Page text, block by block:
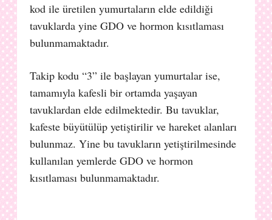
kod ile üretilen yumurtaların elde edildiği
tavuklarda yine GDO ve hormon kısıtlaması
bulunmamaktadır.
Takip kodu “3” ile başlayan yumurtalar ise,
tamamıyla kafesli bir ortamda yaşayan
tavuklardan elde edilmektedir. Bu tavuklar,
kafeste büyütülüp yetiştirilir ve hareket alanları
bulunmaz. Yine bu tavukların yetiştirilmesinde
kullanılan yemlerde GDO ve hormon
kısıtlaması bulunmamaktadır.